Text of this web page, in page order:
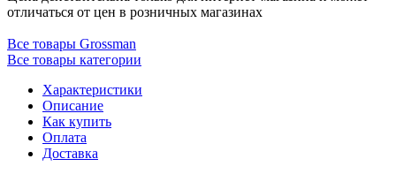
отличаться от цен в розничных магазинах
Все товары Grossman
Все товары категории
Характеристики
Описание
Как купить
Оплата
Доставка